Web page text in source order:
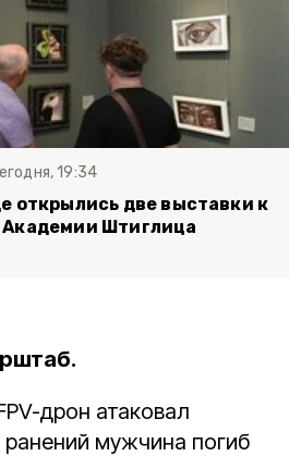
19:34
открылись две выставки к
Штиглица
дрон атаковал
ранений мужчина погиб